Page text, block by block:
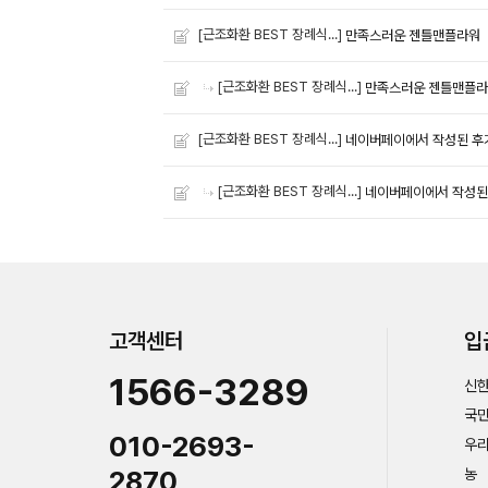
[근조화환 BEST 장례식...] 만족스러운 젠틀맨플라워
[근조화환 BEST 장례식...] 만족스러운 젠틀맨플
[근조화환 BEST 장례식...] 네이버페이에서 작성된 후
[근조화환 BEST 장례식...] 네이버페이에서 작성
고객센터
1566-3289
010-2693-
2870
신
국
우
농